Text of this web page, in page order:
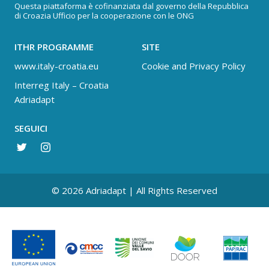
Questa piattaforma è cofinanziata dal governo della Repubblica
di Croazia Ufficio per la cooperazione con le ONG
ITHR PROGRAMME
www.italy-croatia.eu
Interreg Italy – Croatia
Adriadapt
SITE
Cookie and Privacy Policy
SEGUICI
© 2026 Adriadapt | All Rights Reserved